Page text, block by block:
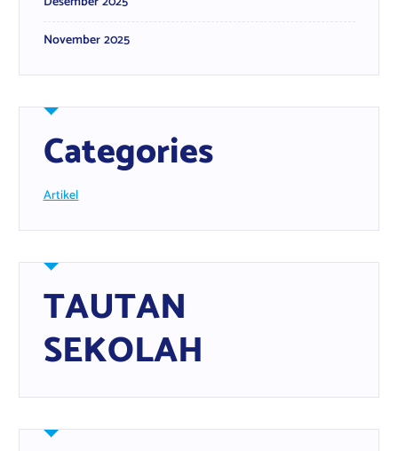
November 2025
Categories
Artikel
TAUTAN
SEKOLAH